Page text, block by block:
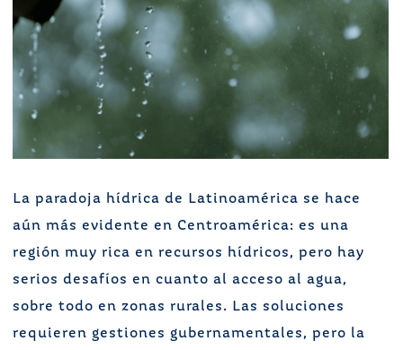
La paradoja hídrica de Latinoamérica se hace
aún más evidente en Centroamérica: es una
región muy rica en recursos hídricos, pero hay
serios desafíos en cuanto al acceso al agua,
sobre todo en zonas rurales. Las soluciones
requieren gestiones gubernamentales, pero la